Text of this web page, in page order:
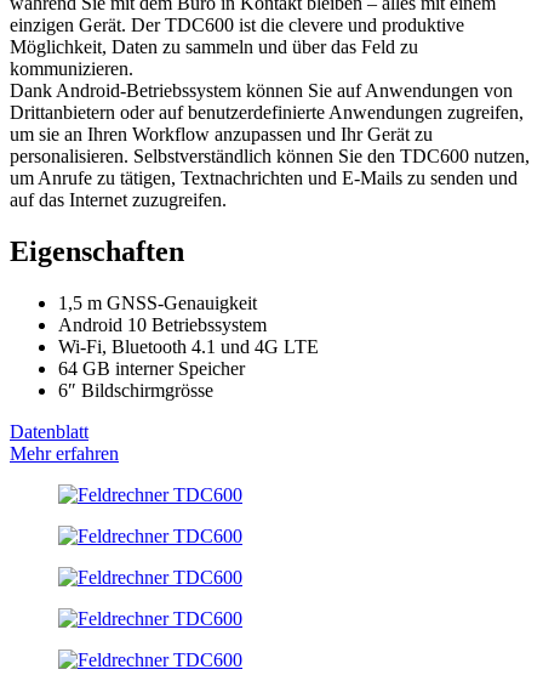
einzigen Gerät. Der TDC600 ist die clevere und produktive
Möglichkeit, Daten zu sammeln und über das Feld zu
kommunizieren.
Dank Android-Betriebssystem können Sie auf Anwendungen von
Drittanbietern oder auf benutzerdefinierte Anwendungen zugreifen,
um sie an Ihren Workflow anzupassen und Ihr Gerät zu
personalisieren. Selbstverständlich können Sie den TDC600 nutzen,
um Anrufe zu tätigen, Textnachrichten und E-Mails zu senden und
auf das Internet zuzugreifen.
Eigenschaften
1,5 m GNSS-Genauigkeit
Android 10 Betriebssystem
Wi-Fi, Bluetooth 4.1 und 4G LTE
64 GB interner Speicher
6″ Bildschirmgrösse
Datenblatt
Mehr erfahren